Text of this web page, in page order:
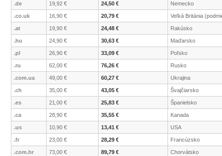
.de 19,92 € 24,50 € Nemecko
.co.uk 16,90 € 20,79 € Veľká Británia
.at 19,90 € 24,48 € Rakúsko
.hu 24,90 € 30,63 € Maďarsko
.pl 26,90 € 33,09 € Poľsko
.ru 62,00 € 76,26 € Rusko
.com.ua 49,00 € 60,27 € Ukrajina
.ch 35,00 € 43,05 € Švajčiarsko
.es 21,00 € 25,83 € Španielsko
.ca 28,90 € 35,55 € Kanada
.us 10,90 € 13,41 € USA
.fr 23,00 € 28,29 € Francúzsko
.com.hr 73,00 € 89,79 € Chorvátsko